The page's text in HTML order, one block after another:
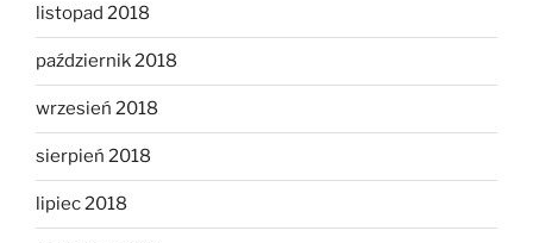
listopad 2018
październik 2018
wrzesień 2018
sierpień 2018
lipiec 2018